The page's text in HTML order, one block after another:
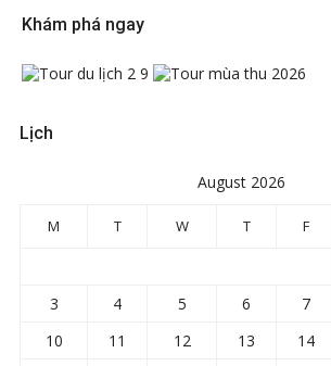
Khám phá ngay
Lịch
August 2026
M T W T F
3
4 5 6 7
10
11 12 13 14